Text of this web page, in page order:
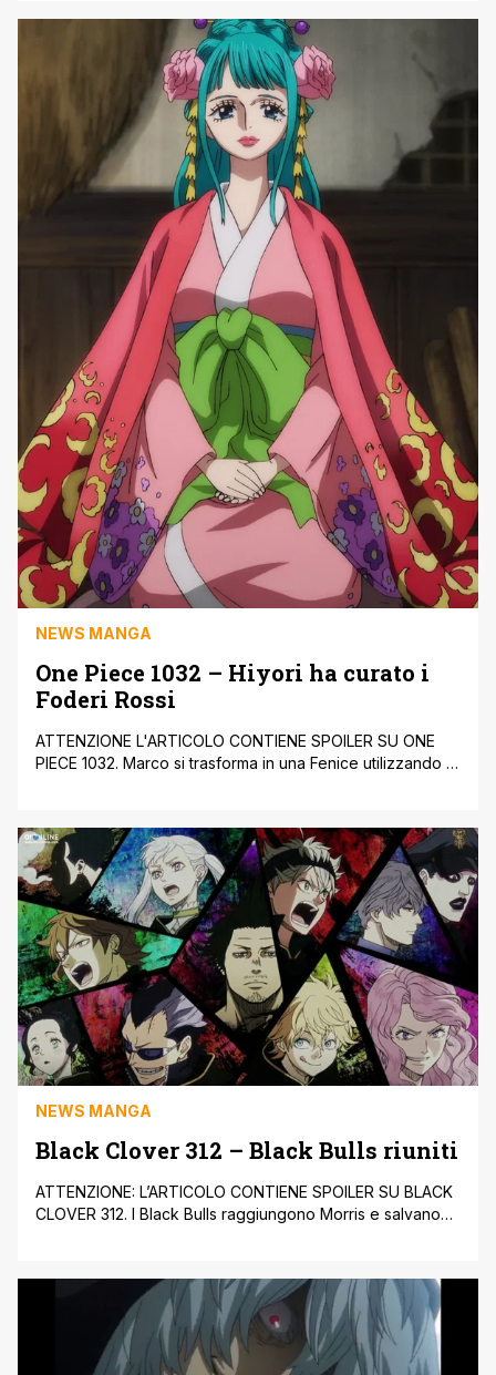
pirati lo colpisce con la spada però King non subisce
danni e genera un'esplosione. Si passa allo scontro [']
NEWS MANGA
One Piece 1032 – Hiyori ha curato i
Foderi Rossi
ATTENZIONE L'ARTICOLO CONTIENE SPOILER SU ONE
PIECE 1032. Marco si trasforma in una Fenice utilizzando il
Kanjuro. I subordinati di Kaido cercano di scappare dal
castello di Onigashima, ma i samurai bloccano le uscite. Il
Number che inseguiva [']
NEWS MANGA
Black Clover 312 – Black Bulls riuniti
ATTENZIONE: L’ARTICOLO CONTIENE SPOILER SU BLACK
CLOVER 312. I Black Bulls raggiungono Morris e salvano
capitano. Gray possiede la magia di Trasmutazione e
Gauche la aiuta con la sua Magia degli Specchi. Morris [']